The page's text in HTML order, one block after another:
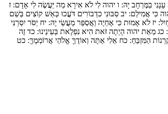
בַמֶּרְחָב יָהּ: ו יהוה לִי לֹא אִירָא מַה יַּעֲשֶׂה לִי אָדָם: ז
כִּי אֲמִילַם: יב סַבּוּנִי כִדְבוֹרִים דֹּעֲכוּ כְּאֵשׁ קוֹצִים בְּשֵׁם
יז לֹא אָמוּת כִּי אֶחְיֶה וַאֲסַפֵּר מַעֲשֵׂי יָהּ: יח יַסֹּר יִסְּרַנִּי
כג מֵאֵת יהוה הָיְתָה זֹּאת הִיא נִפְלָאת בְּעֵינֵינוּ: כד זֶה
הַמִּזְבֵּחַ: כח אֵלִי אַתָּה וְאוֹדֶךָּ אֱלֹהַי אֲרוֹמְמֶךָּ: כט